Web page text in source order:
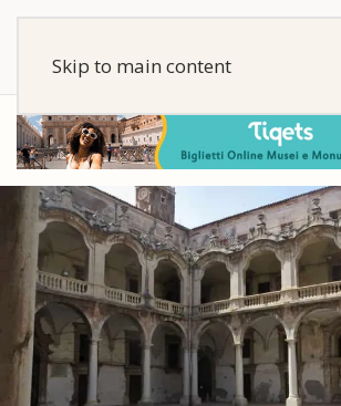
Skip to main content